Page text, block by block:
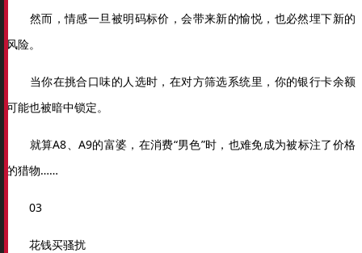
然而，情感一旦被明码标价，会带来新的愉悦，也必然埋下新的
风险。
当你在挑合口味的人选时，在对方筛选系统里，你的银行卡余额
可能也被暗中锁定。
就算A8、A9的富婆，在消费“男色”时，也难免成为被标注了价格
的猎物……
03
花钱买骚扰